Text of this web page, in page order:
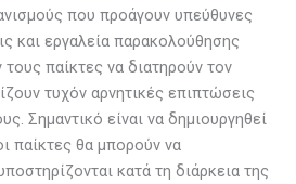
που προάγουν υπεύθυνες
και εργαλεία παρακολούθησης
παίκτες να διατηρούν τον
τυχόν αρνητικές επιπτώσεις
Σημαντικό είναι να δημιουργηθεί
παίκτες θα μπορούν να
κατά τη διάρκεια της